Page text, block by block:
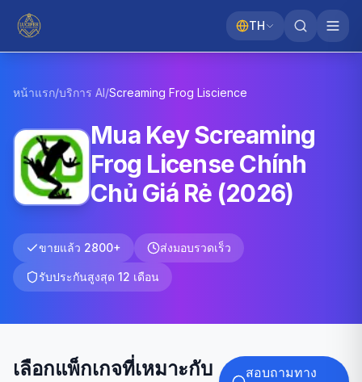
TH
หน้าแรก/บริการ AI/Screaming Frog Liscience
Mua Key Screaming
Frog License Chính
Chủ Giá Rẻ (2026)
ขายแล้ว 2800+ ส่งมอบรวดเร็ว
รับประกันสูงสุด 12 เดือน
เลือกแพ็กเกจที่เหมาะกับ
สอบถามทาง